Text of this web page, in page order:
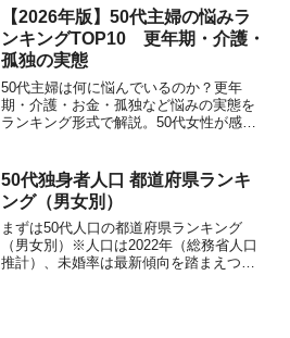
いのでは」という不安が強まります。そ
の結果、転職や独立を前提...
【2026年版】50代主婦の悩みラ
ンキングTOP10 更年期・介護・
孤独の実態
50代主婦は何に悩んでいるのか？更年
期・介護・お金・孤独など悩みの実態を
ランキング形式で解説。50代女性が感じ
50代独身者人口 都道府県ランキ
ング（男女別）
まずは50代人口の都道府県ランキング
（男女別）※人口は2022年（総務省人口
推計）、未婚率は最新傾向を踏まえつつ